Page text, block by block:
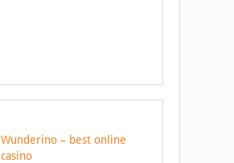
Wunderino – best online
casino